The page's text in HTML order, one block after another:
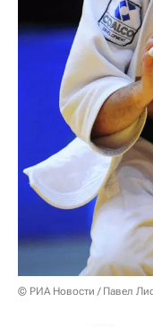
© РИА Новости / Павел